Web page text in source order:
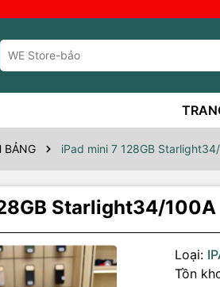
BẢNG iPad mini 7 128GB
Starlight34/100A
Loại:
Tồn